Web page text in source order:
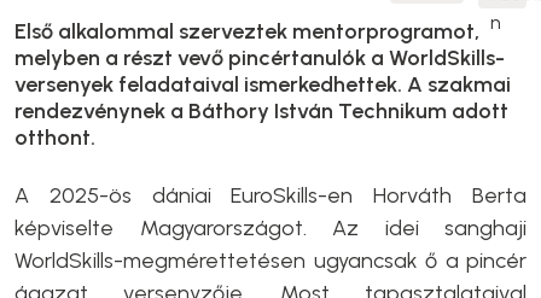
Első alkalommal szerveztek mentorprogramot,
melyben a részt vevő pincértanulók a WorldSkills-
versenyek feladataival ismerkedhettek. A szakmai
rendezvénynek a Báthory István Technikum adott
otthont.
A 2025-ös dániai EuroSkills-en Horváth Berta
képviselte Magyarországot. Az idei sanghaji
WorldSkills-megmérettetésen ugyancsak ő a pincér
ágazat versenyzője. Most tapasztalataival